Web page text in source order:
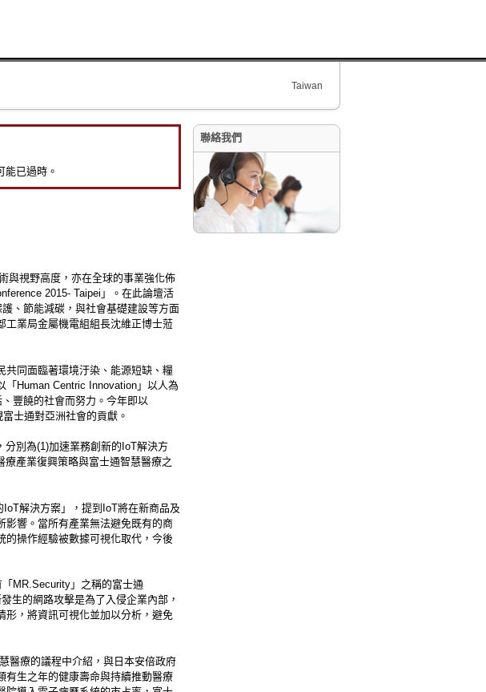
Taiwan
能已過時。
與視野高度，亦在全球的事業強化佈
2015- Taipei」。在此論壇活
、節能減碳，與社會基礎建設等方面
工業局金屬機電組組長沈維正博士蒞
共同面臨著環境汙染、能源短缺、糧
Human Centric Innovation」以人為
豐饒的社會而努力。今年即以
士通對亞洲社會的貢獻。
別為(1)加速業務創新的IoT解決方
產業復興策略與富士通智慧醫療之
解決方案」，提到IoT將在新商品及
影響。當所有產業無法避免既有的商
的操作經驗被數據可視化取代，今後
MR.Security」之稱的富士通
生的網路攻擊是為了入侵企業內部，
形，將資訊可視化並加以分析，避免
醫療的議程中介紹，與日本安倍政府
有生之年的健康壽命與持續推動醫療
聯絡我們